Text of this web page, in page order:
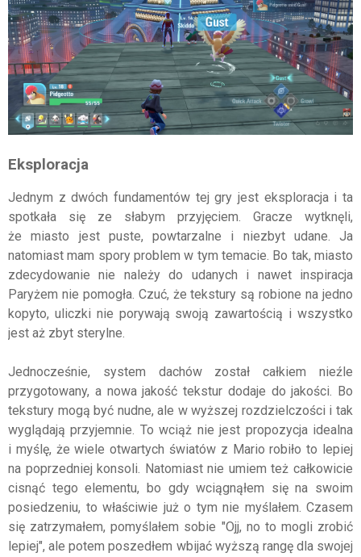
Eksploracja
Jednym z dwóch fundamentów tej gry jest eksploracja i ta
spotkała się ze słabym przyjęciem. Gracze wytknęli,
że miasto jest puste, powtarzalne i niezbyt udane. Ja
natomiast mam spory problem w tym temacie. Bo tak, miasto
zdecydowanie nie należy do udanych i nawet inspiracja
Paryżem nie pomogła. Czuć, że tekstury są robione na jedno
kopyto, uliczki nie porywają swoją zawartością i wszystko
jest aż zbyt sterylne.
Jednocześnie, system dachów został całkiem nieźle
przygotowany, a nowa jakość tekstur dodaje do jakości. Bo
tekstury mogą być nudne, ale w wyższej rozdzielczości i tak
wyglądają przyjemnie. To wciąż nie jest propozycja idealna
i myślę, że wiele otwartych światów z Mario robiło to lepiej
na poprzedniej konsoli. Natomiast nie umiem też całkowicie
cisnąć tego elementu, bo gdy wciągnąłem się na swoim
posiedzeniu, to właściwie już o tym nie myślałem. Czasem
się zatrzymałem, pomyślałem sobie "Ojj, no to mogli zrobić
lepiej", ale potem poszedłem wbijać wyższą rangę dla swojej